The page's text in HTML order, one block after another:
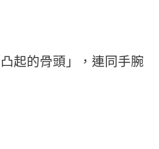
起的骨頭」，連同手腕